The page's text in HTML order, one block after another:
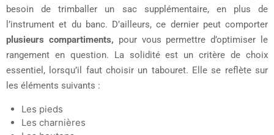
besoin de trimballer un sac supplémentaire, en plus de
l’instrument et du banc. D’ailleurs, ce dernier peut comporter
plusieurs compartiments, pour vous permettre d’optimiser le
rangement en question. La solidité est un critère de choix
essentiel, lorsqu’il faut choisir un tabouret. Elle se reflète sur
les éléments suivants :
Les pieds
Les charnières